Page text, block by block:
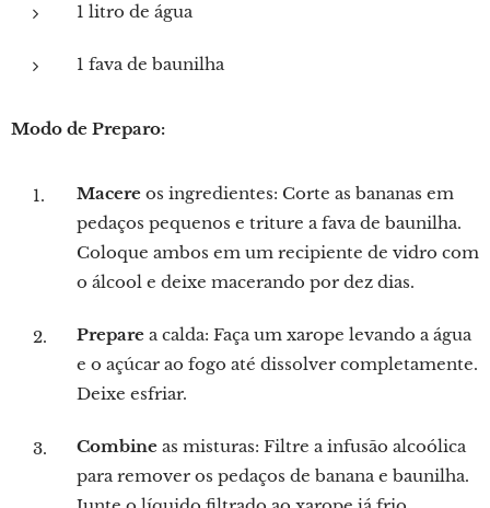
1 litro de água
1 fava de baunilha
Modo de Preparo:
Macere os ingredientes: Corte as bananas em
pedaços pequenos e triture a fava de baunilha.
Coloque ambos em um recipiente de vidro com
o álcool e deixe macerando por dez dias.
Prepare a calda: Faça um xarope levando a água
e o açúcar ao fogo até dissolver completamente.
Deixe esfriar.
Combine as misturas: Filtre a infusão alcoólica
para remover os pedaços de banana e baunilha.